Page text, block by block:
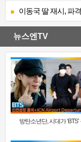
이동국 딸 재시, 파
뉴스엔TV
방탄소년단, 시대가 ‘BTS’